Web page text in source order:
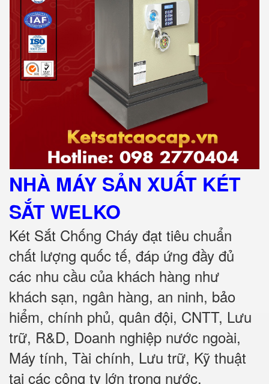
NHÀ MÁY SẢN XUẤT KÉT
SẮTWELKO
Két Sắt Chống Cháy đạt tiêu chuẩn
chất lượng quốc tế, đáp ứng đầy đủ
các nhu cầu của khách hàng như
khách sạn, ngân hàng, an ninh, bảo
hiểm, chính phủ, quân đội, CNTT, Lưu
trữ, R&D, Doanh nghiệp nước ngoài,
Máy tính, Tài chính, Lưu trữ, Kỹ thuật
tại các công ty lớn trong nước.